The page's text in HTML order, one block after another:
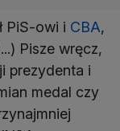
PiS-owi i CBA,
Pisze wręcz,
prezydenta i
medal czy